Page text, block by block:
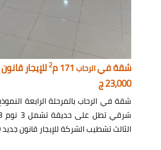
شقة فيالرحاب 2للإيجار
23,000 ج
شقة في الرحاب بالمرحلة الرابعة
الثالث تشطيب الشركة للإيجار قانون جديد 23,000 جنيه و